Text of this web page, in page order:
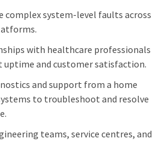
complex system-level faults across
with healthcare professionals
uptime and customer satisfaction.
and support from a home
to troubleshoot and resolve
teams, service centres, and